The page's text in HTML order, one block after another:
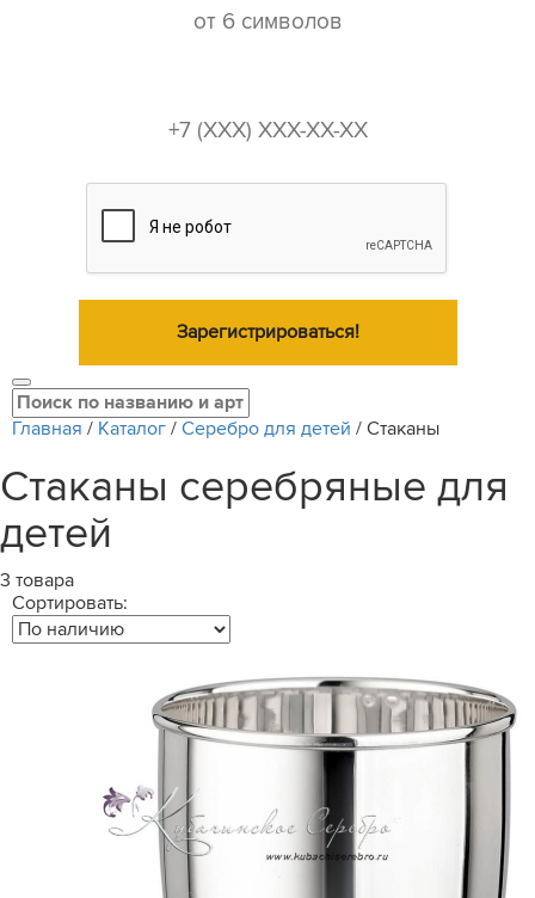
Зарегистрироваться!
Главная / Каталог / Серебро для детей / Стаканы
Стаканы серебряные для
детей
3 товара
Сортировать: